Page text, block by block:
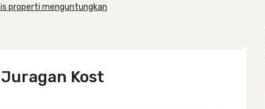
properti menguntungkan
Kost